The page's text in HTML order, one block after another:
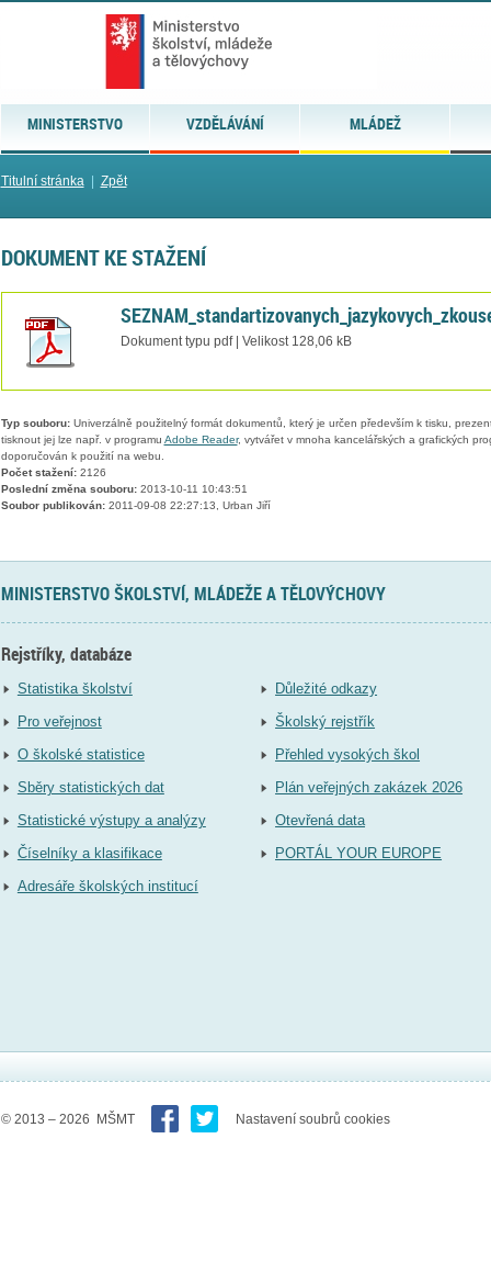
MINISTERSTVO VZDĚLÁVÁNÍ MLÁDEŽ
Titulní stránka| Zpět
DOKUMENT KE STAŽENÍ
Dokument typu pdf | Velikost 128,06 kB
Typ souboru:Univerzálně použitelný formát dokumentů, který je určen především k tisku,
tisknout jej lze např. v programu Adobe Reader, vytvářet v mnoha kancelářských a grafických
doporučován k použití na webu.
Počet stažení:2126
Poslední změna souboru:2013-10-11 10:43:51
Soubor publikován:2011-09-08 22:27:13, Urban Jiří
MINISTERSTVO ŠKOLSTVÍ, MLÁDEŽE A TĚLOVÝCHOVY
Rejstříky, databáze
Statistika školství
Pro veřejnost
O školské statistice
Sběry statistických dat
Statistické výstupy a analýzy
Číselníky a klasifikace
Adresáře školských institucí
Důležité odkazy
Školský rejstřík
Přehled vysokých škol
Plán veřejných zakázek 2026
Otevřená data
PORTÁL YOUR EUROPE
© 2013 – 2026 MŠMT Nastavení soubrů cookies